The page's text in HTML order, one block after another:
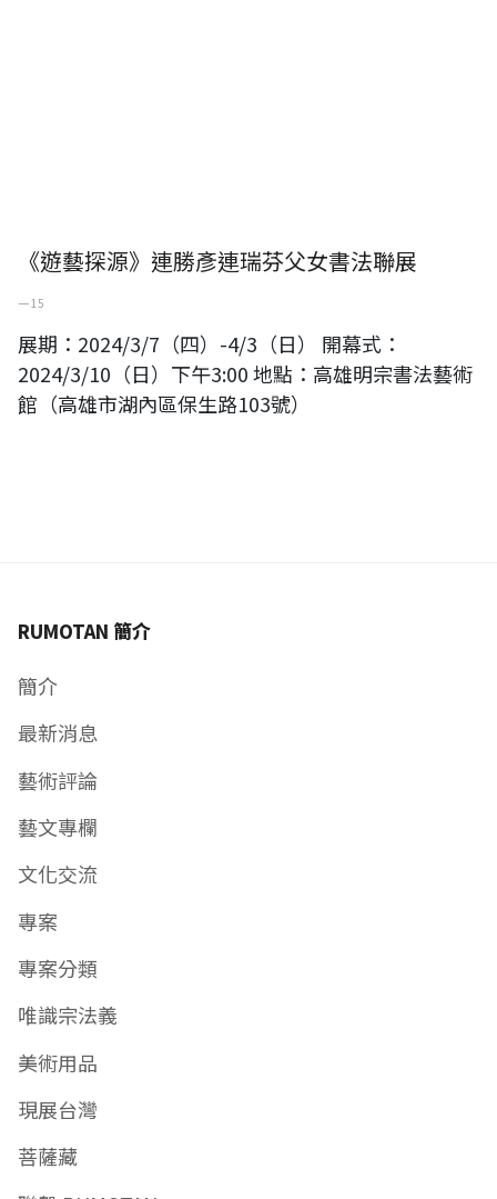
《遊藝探源》連勝彥連瑞芬父女書法聯展
一 15
展期：2024/3/7（四）-4/3（日） 開幕式：
2024/3/10（日）下午3:00 地點：高雄明宗書法藝術
館（高雄市湖內區保生路103號）
RUMOTAN 簡介
簡介
最新消息
藝術評論
藝文專欄
文化交流
專案
專案分類
唯識宗法義
美術用品
現展台灣
菩薩藏